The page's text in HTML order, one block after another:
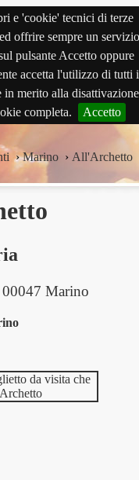
e 'cookie' tecnici di terze
offrire sempre un servizio
pulsante Accetto oppure
accetta l'utilizzo di tutti i
merito alla
completa.
Accetto
›Marino › All'Archetto
00047 Marino